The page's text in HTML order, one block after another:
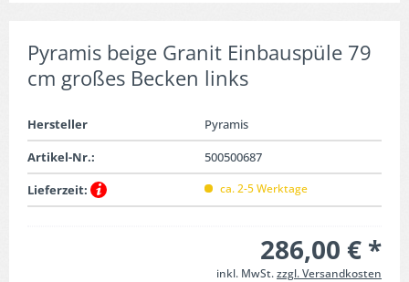
Pyramis beige Granit Einbauspüle 79
cm großes Becken links
Hersteller
Pyramis
Artikel-Nr.:
500500687
Lieferzeit:
ca. 2-5 Werktage
286,00 € *
inkl. MwSt.zzgl. Versandkosten